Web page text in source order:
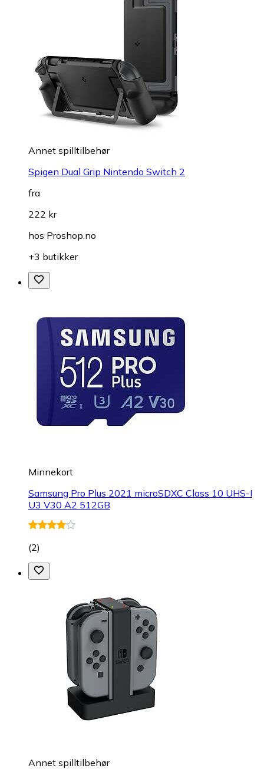
Annet spilltilbehør
Spigen Dual Grip Nintendo Switch 2
fra
222 kr
hos Proshop.no
+3 butikker
Minnekort
Samsung Pro Plus 2021 microSDXC Class 10 UHS-I
U3 V30 A2 512GB
(2)
Annet spilltilbehør